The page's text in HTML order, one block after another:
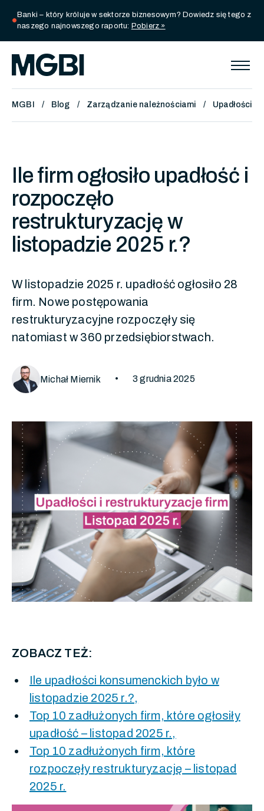
circle
Banki – który króluje w sektorze biznesowym? Dowiedz się tego z
naszego najnowszego raportu: Pobierz »
MGBI Blog Zarządzanie należnościami Upadłości i
Ile firm ogłosiło upadłość i
rozpoczęło
restrukturyzację w
listopadzie 2025 r.?
W listopadzie 2025 r. upadłość ogłosiło 28
firm. Nowe postępowania
restrukturyzacyjne rozpoczęły się
natomiast w 360 przedsiębiorstwach.
Michał Miernik • 3 grudnia 2025
ZOBACZ TEŻ:
Ile upadłości konsumenckich było w
listopadzie 2025 r.?,
Top 10 zadłużonych firm, które ogłosiły
upadłość – listopad 2025 r.,
Top 10 zadłużonych firm, które
rozpoczęły restrukturyzację – listopad
2025 r.